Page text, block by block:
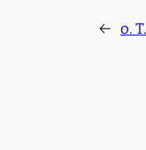
← o. T.